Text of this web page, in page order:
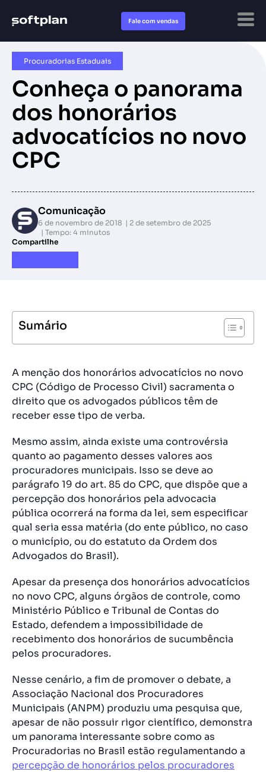
Fale com vendas
Procuradorias Estaduais
Conheça o panorama
dos honorários
advocatícios no novo
CPC
Comunicação
6 de novembro de 2018
2 de setembro de 2025
Tempo: 4 minutos
Compartilhe
Sumário
A menção dos honorários advocatícios no novo
CPC (Código de Processo Civil) sacramenta o
direito que os advogados públicos têm de
receber esse tipo de verba.
Mesmo assim, ainda existe uma controvérsia
quanto ao pagamento desses valores aos
procuradores municipais. Isso se deve ao
parágrafo 19 do art. 85 do CPC, que dispõe que a
percepção dos honorários pela advocacia
pública ocorrerá na forma da lei, sem especificar
qual seria essa matéria (do ente público, no caso
o município, ou do estatuto da Ordem dos
Advogados do Brasil).
Apesar da presença dos honorários advocatícios
no novo CPC, alguns órgãos de controle, como
Ministério Público e Tribunal de Contas do
Estado, defendem a impossibilidade de
recebimento dos honorários de sucumbência
pelos procuradores.
Nesse cenário, a fim de promover o debate, a
Associação Nacional dos Procuradores
Municipais (ANPM) produziu uma pesquisa que,
apesar de não possuir rigor científico, demonstra
um panorama interessante sobre como as
Procuradorias no Brasil estão regulamentando a
percepção de honorários pelos procuradores